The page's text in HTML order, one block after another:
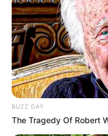
A nova resolução tem
Em casos de veículos
código de marca, modelo
diante dos órgãos de
prazo para regularizá-los.
BUZZ DAY
The Tragedy Of Robert